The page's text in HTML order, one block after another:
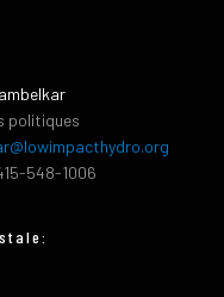
politiques
548-1006